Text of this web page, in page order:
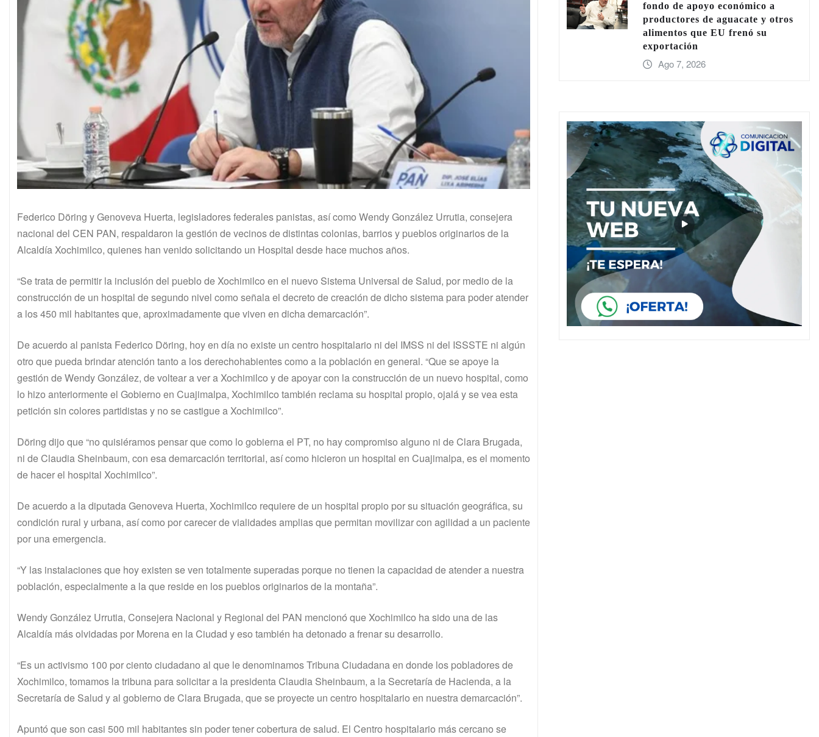
Federico Döring y Genoveva Huerta, legisladores federales panistas, así como Wendy González Urrutia, consejera
nacional del CEN PAN, respaldaron la gestión de vecinos de distintas colonias, barrios y pueblos originarios de la
Alcaldía Xochimilco, quienes han venido solicitando un Hospital desde hace muchos años.
“Se trata de permitir la inclusión del pueblo de Xochimilco en el nuevo Sistema Universal de Salud, por medio de la
construcción de un hospital de segundo nivel como señala el decreto de creación de dicho sistema para poder atender
a los 450 mil habitantes que, aproximadamente que viven en dicha demarcación”.
De acuerdo al panista Federico Döring, hoy en día no existe un centro hospitalario ni del IMSS ni del ISSSTE ni algún
otro que pueda brindar atención tanto a los derechohabientes como a la población en general. “Que se apoye la
gestión de Wendy González, de voltear a ver a Xochimilco y de apoyar con la construcción de un nuevo hospital, como
lo hizo anteriormente el Gobierno en Cuajimalpa, Xochimilco también reclama su hospital propio, ojalá y se vea esta
petición sin colores partidistas y no se castigue a Xochimilco”.
Döring dijo que “no quisiéramos pensar que como lo gobierna el PT, no hay compromiso alguno ni de Clara Brugada,
ni de Claudia Sheinbaum, con esa demarcación territorial, así como hicieron un hospital en Cuajimalpa, es el momento
de hacer el hospital Xochimilco”.
De acuerdo a la diputada Genoveva Huerta, Xochimilco requiere de un hospital propio por su situación geográfica, su
condición rural y urbana, así como por carecer de vialidades amplias que permitan movilizar con agilidad a un paciente
por una emergencia.
“Y las instalaciones que hoy existen se ven totalmente superadas porque no tienen la capacidad de atender a nuestra
población, especialmente a la que reside en los pueblos originarios de la montaña”.
Wendy González Urrutia, Consejera Nacional y Regional del PAN mencionó que Xochimilco ha sido una de las
Alcaldía más olvidadas por Morena en la Ciudad y eso también ha detonado a frenar su desarrollo.
“Es un activismo 100 por ciento ciudadano al que le denominamos Tribuna Ciudadana en donde los pobladores de
Xochimilco, tomamos la tribuna para solicitar a la presidenta Claudia Sheinbaum, a la Secretaría de Hacienda, a la
Secretaría de Salud y al gobierno de Clara Brugada, que se proyecte un centro hospitalario en nuestra demarcación”.
Apuntó que son casi 500 mil habitantes sin poder tener cobertura de salud. El Centro hospitalario más cercano se
fondo de apoyo económico a
productores de aguacate y otros
alimentos que EU frenó su
exportación
Ago 7, 2026